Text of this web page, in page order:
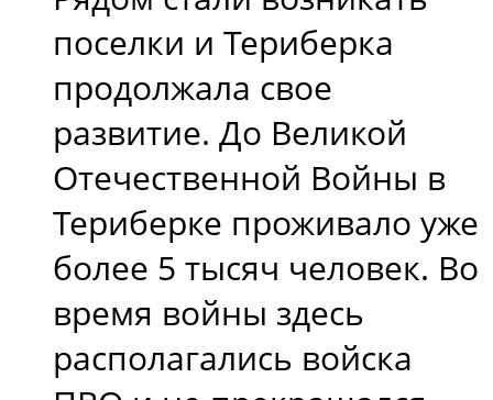
поселки и Териберка
продолжала свое
развитие. До Великой
Отечественной Войны в
Териберке проживало уже
более 5 тысяч человек. Во
время войны здесь
располагались войска